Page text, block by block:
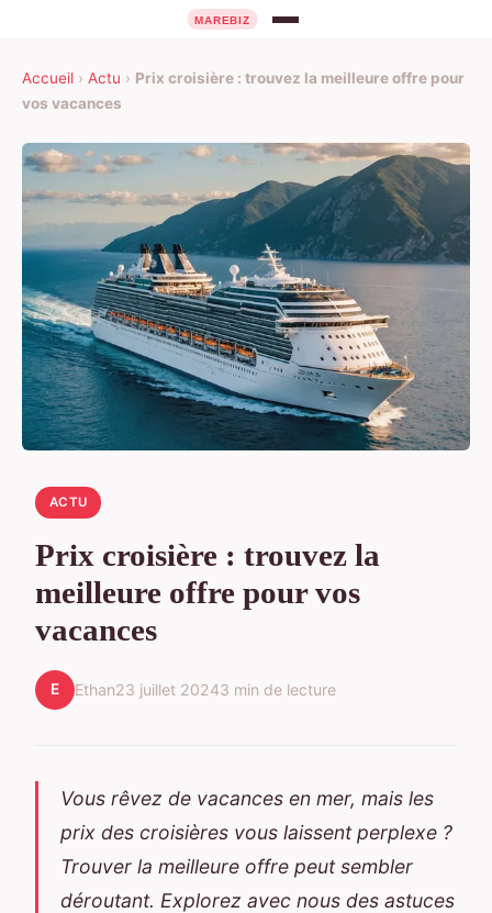
Accueil › Actu › Prix croisière : trouvez la meilleure offre pour
vos vacances
ACTU
Prix croisière : trouvez la
meilleure offre pour vos
vacances
E Ethan23 juillet 20243 min de lecture
Vous rêvez de vacances en mer, mais les
prix des croisières vous laissent perplexe ?
Trouver la meilleure offre peut sembler
déroutant. Explorez avec nous des astuces